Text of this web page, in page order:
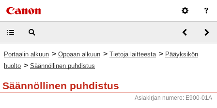
Portaalin alkuun > Oppaan alkuun > Tietoja laitteesta > Pääyksikön
huolto > Säännöllinen puhdistus
Säännöllinen puhdistus
Asiakirjan numero: E900-01A